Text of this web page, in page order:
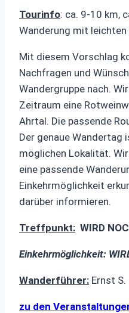
Tourinfo: ca. 9-10 km,
Wanderung mit leichten
Mit diesem Vorschlag
Nachfragen und
Wandergruppe nach.
Zeitraum eine
Ahrtal. Die passende
Der genaue Wandertag
möglichen Lokalität.
eine passende
Einkehrmöglichkeit
darüber informieren.
Treffpunkt: WIRD
Einkehrmöglichkeit:
Wanderführer: Ernst
zu den